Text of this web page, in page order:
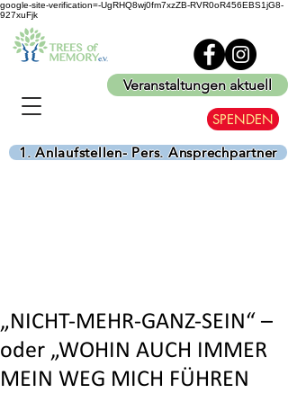
google-site-verification=-UgRHQ8wj0fm7xzZB-RVR0oR456EBS1jG8-
927xuFjk
SPENDEN
Veranstaltungen aktuell
1. Anlaufstellen- Pers. Ansprechpartner
„NICHT-MEHR-GANZ-SEIN“ –
oder „WOHIN AUCH IMMER
MEIN WEG MICH FÜHREN